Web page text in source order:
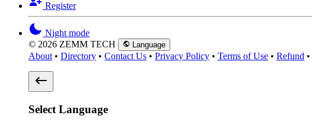
Register
Night mode
© 2026 ZEMM TECH
Language
About • Directory • Contact Us • Privacy Policy • Terms of Use • Refund •
Select Language